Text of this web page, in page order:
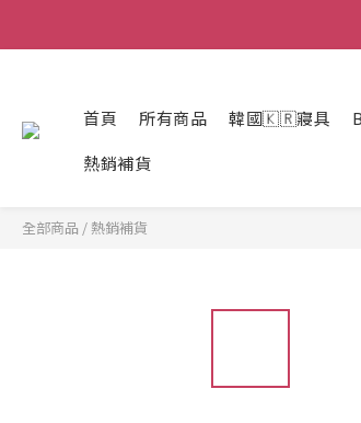
首頁 所有商品 韓國🇰🇷寢具
熱銷補貨
全部商品 /熱銷補貨